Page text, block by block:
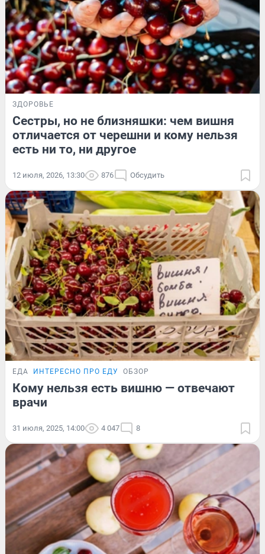
ЗДОРОВЬЕ
Сестры, но не близняшки: чем вишня
отличается от черешни и кому нельзя
есть ни то, ни другое
12 июля, 2026, 13:30 876 Обсудить
ЕДА ИНТЕРЕСНО ПРО ЕДУ ОБЗОР
Кому нельзя есть вишню — отвечают
врачи
31 июля, 2025, 14:00 4 047 8